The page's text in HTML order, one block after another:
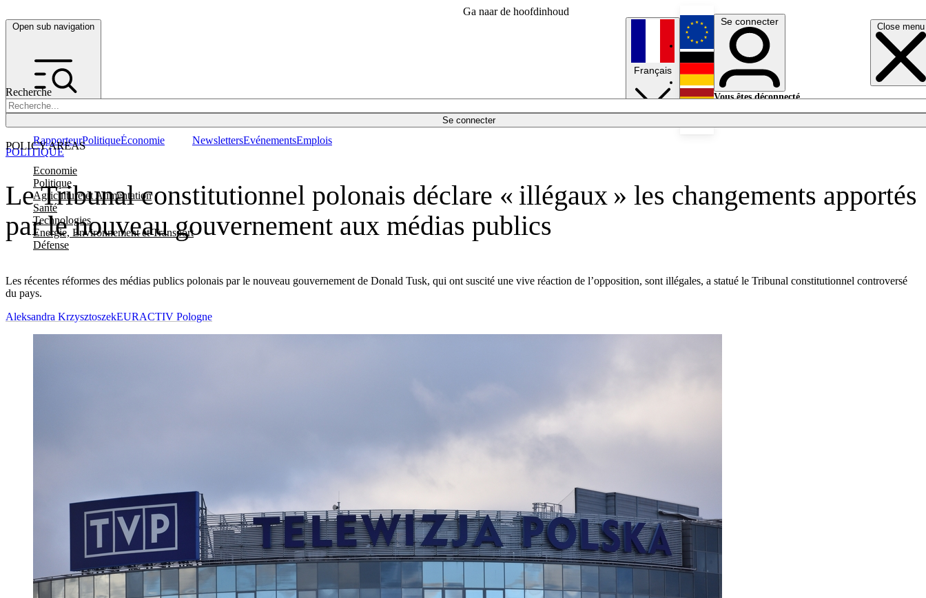
Ga naar de hoofdinhoud
Open sub navigation Close menu
Recherche
Se connecter
POLICY AREAS
Economie
Politique
Agriculture et Alimentation
Santé
Technologies
Energie, Environnement et Transport
Défense
RapporteurPolitiqueÉconomie NewslettersEvénementsEmplois
Français
English
Deutsch
Se connecter
Vous êtes déconnecté.
Le Tribunal constitutionnel polonais déclare « illégaux » les changements apportés
par le nouveau gouvernement aux médias publics
Les récentes réformes des médias publics polonais par le nouveau gouvernement de Donald Tusk, qui ont suscité une vive réaction de l’opposition, sont illégales, a statué le Tribunal constitutionnel controversé
du pays.
POLITIQUE
Aleksandra KrzysztoszekEURACTIV Pologne